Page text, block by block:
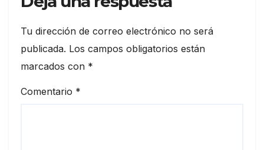
Tu dirección de correo electrónico no será
publicada. Los campos obligatorios están
marcados con *
Comentario *